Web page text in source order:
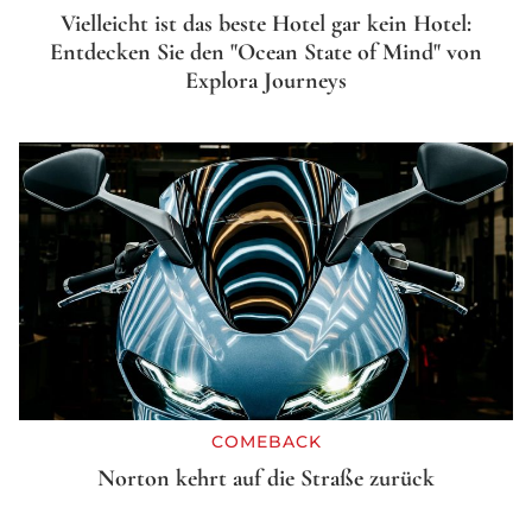
Vielleicht ist das beste Hotel gar kein Hotel:
Entdecken Sie den "Ocean State of Mind" von
Explora Journeys
COMEBACK
Norton kehrt auf die Straße zurück